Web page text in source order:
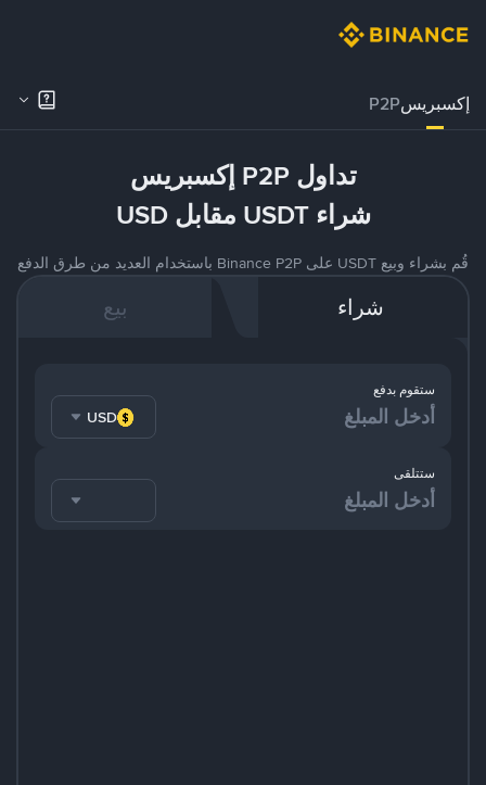
إكسبريسP2P
تداول P2P إكسبريس
شراء USDT مقابل USD
قُم بشراء وبيع USDT على Binance P2P باستخدام العديد من طرق الدفع
شراء بيع
ستقوم بدفع
USD
ستتلقى